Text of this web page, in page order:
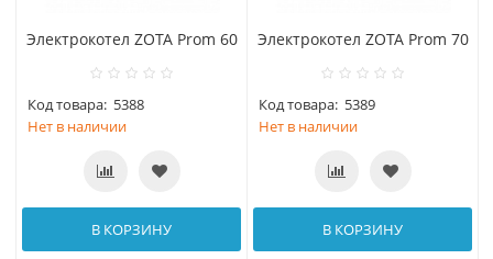
Электрокотел ZOTA Prom 60
Код товара: 5388
Нет в наличии
В КОРЗИНУ
Электрокотел ZOTA Prom 70
Код товара: 5389
Нет в наличии
В КОРЗИНУ